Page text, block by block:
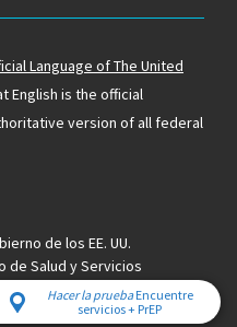
Hacer la prueba Encuentre
servicios + PrEP
Language of The United
English is the official
version of all federal
de los EE. UU.
de Salud y Servicios
por el Minority HIV/AIDS